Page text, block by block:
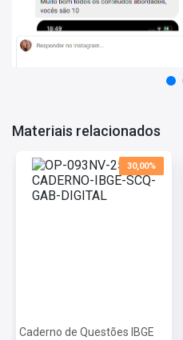
Ética no Serviço Público
Noções de Informática
Noções de Administração e
Geografia
Informações Sobre o
Inscrições: De 19/11/2025 a 11/
Taxa de Inscrição: R$ 38,50
Prova: 22/02/2026
Materiais relacionados
30,00%
Caderno de Questões IBGE